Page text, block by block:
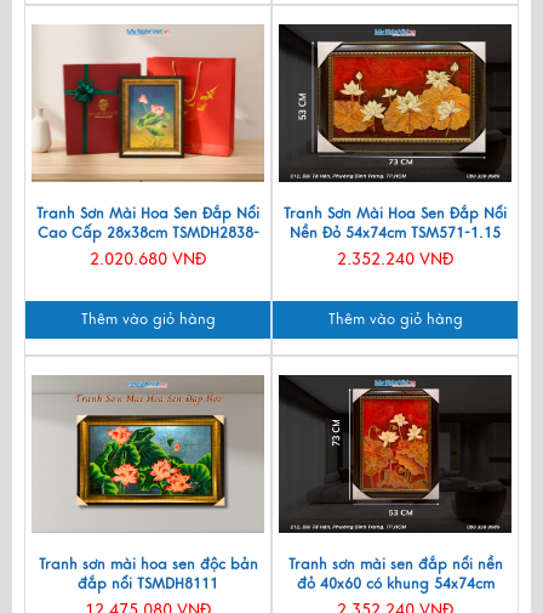
Tranh Sơn Mài Hoa Sen Đắp Nổi
Cao Cấp 28x38cm TSMDH2838-
2.4
2.020.680 VNĐ
Thêm vào giỏ hàng
Tranh Sơn Mài Hoa Sen Đắp Nổi
Nền Đỏ 54x74cm TSM571-1.15
2.352.240 VNĐ
Thêm vào giỏ hàng
Tranh sơn mài hoa sen độc bản
đắp nổi TSMDH8111
Tranh sơn mài sen đắp nổi nền
đỏ 40x60 có khung 54x74cm
TSM571-1.14